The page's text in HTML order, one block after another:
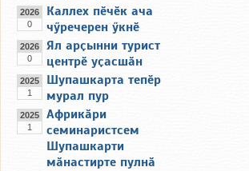
2026
0
Каллех пӗчӗк ача
чӳречерен ӳкнӗ
2026
0
Ял арҫынни турист
центрӗ уҫасшӑн
2025
1
Шупашкарта тепӗр
мурал пур
2025
1
Африкӑри
семинаристсем
Шупашкарти
мӑнастирте пулнӑ